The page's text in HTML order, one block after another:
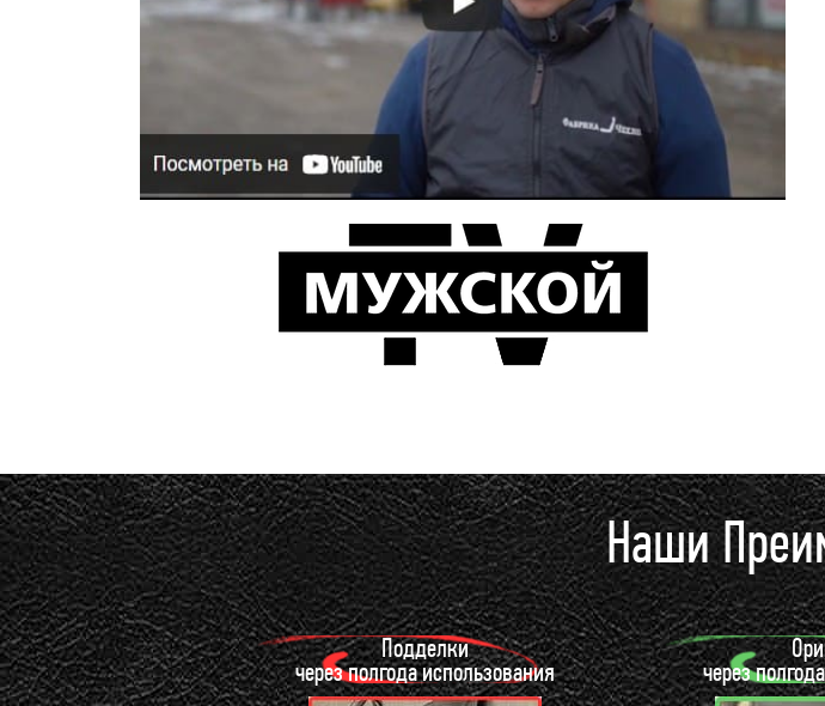
Наши
Подделки
через полгода использования через